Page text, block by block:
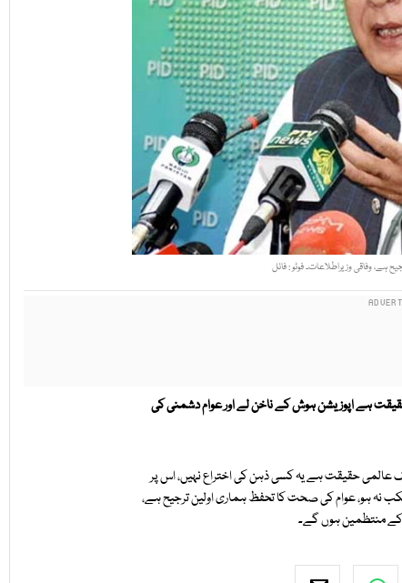
وفاقی وزیراطلاعات۔ فوٹو : فائل
حقیقت ہے اپوزیشن ہوش کے ناخن لے اور عوام دشمنی کی
ایک عالمی حقیقت ہے یہ کسی ذہن کی اختراع نہیں، اس پر
نہ ہو، عوام کی صحت کا تحفظ ہماری اولین ترجیح ہے،
کے منتظمین ہوں گے۔